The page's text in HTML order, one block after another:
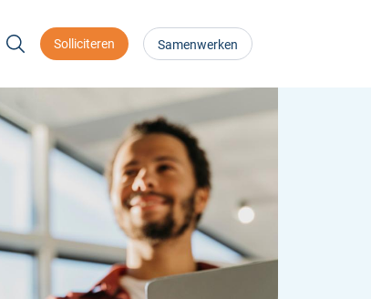
Solliciteren Samenwerken